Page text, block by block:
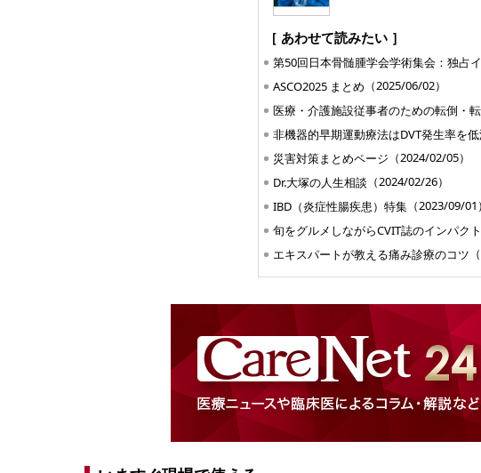
［ あわせて読みたい ］
第50回日本骨髄腫学会学術集会：独占
ASCO2025 まとめ （2025/06/02）
非機器的早期運動療法はDVT発生率を
災害対策まとめページ （2024/02/05）
Dr.大塚の人生相談 （2024/02/26）
IBD（炎症性腸疾患）特集 （2023/09/01）
エキスパートが教える痛み診療のコツ